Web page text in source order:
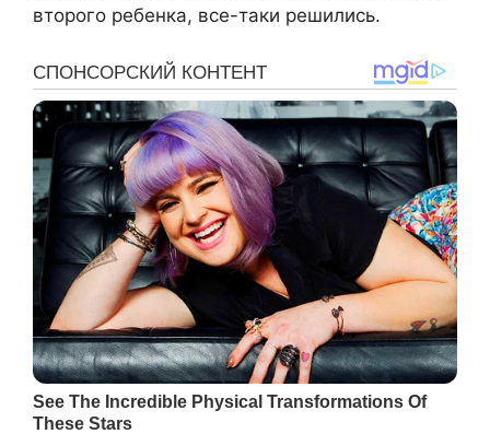
второго ребенка, все-таки решились.